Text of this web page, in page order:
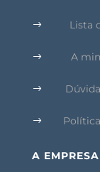
$ Lista
$ A
$
$
A EMPRESA